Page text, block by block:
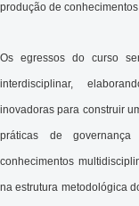
produção de
Os egressos do curso
interdisciplinar,
inovadoras para construir
práticas de
conhecimentos
na estrutura metodológica